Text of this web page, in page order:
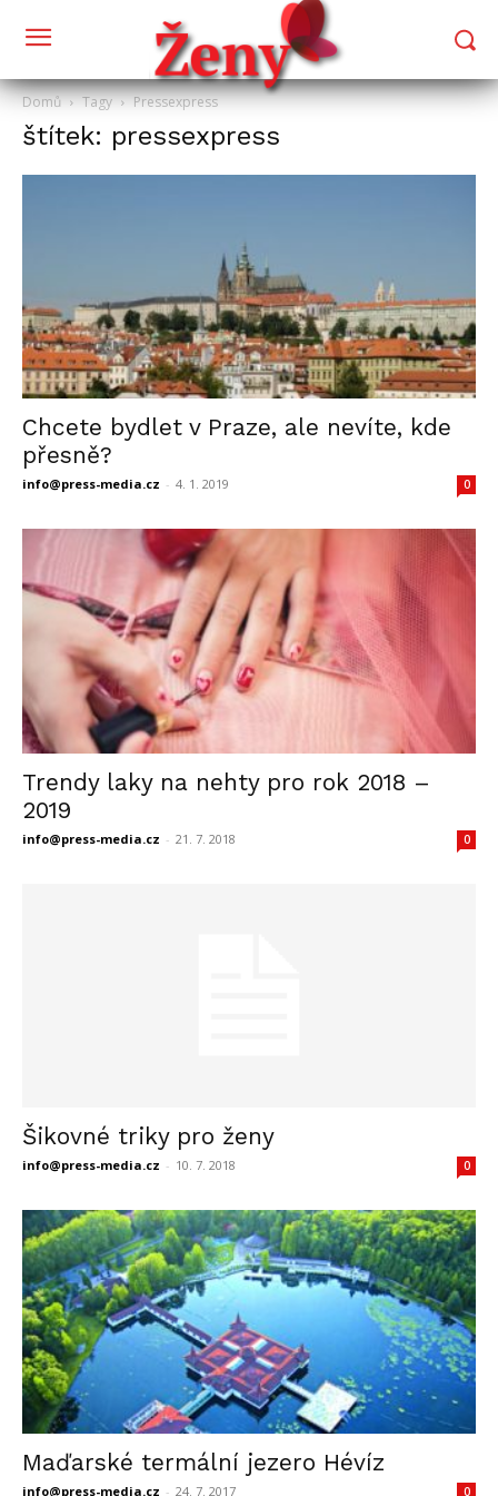
Domů Tagy Pressexpress
štítek: pressexpress
Chcete bydlet v Praze, ale nevíte, kde
přesně?
info@press-media.cz - 4. 1. 2019 0
Trendy laky na nehty pro rok 2018 –
2019
info@press-media.cz - 21. 7. 2018 0
Šikovné triky pro ženy
info@press-media.cz - 10. 7. 2018 0
Maďarské termální jezero Hévíz
info@press-media.cz - 24. 7. 2017 0